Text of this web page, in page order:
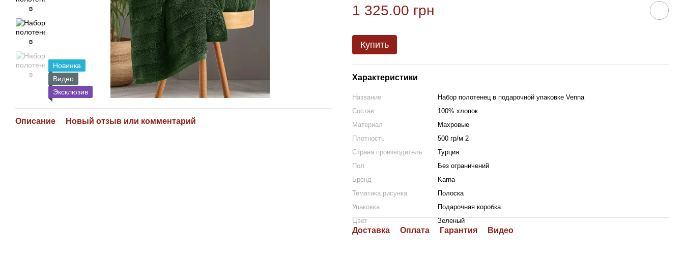
Новинка
Видео
Эксклюзив
Описание Новый отзыв или комментарий
1 325.00 грн
Купить
Характеристики
Название
Набор полотенец в подарочной упаковке Venna
Состав
100% хлопок
Материал
Махровые
Плотность
500 гр/м 2
Страна производитель
Турция
Пол
Без ограничений
Бренд
Karna
Тематика рисунка
Полоска
Упаковка
Подарочная коробка
Цвет
Зеленый
Доставка Оплата Гарантия Видео